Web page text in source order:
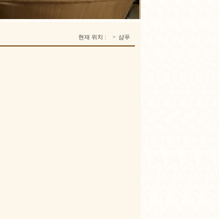
현재 위치 : > 샴푸